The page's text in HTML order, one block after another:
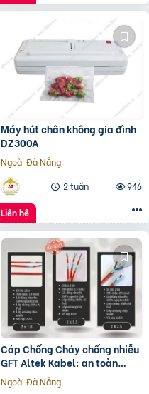
Máy hút chân không gia đình
DZ300A
Ngoài Đà Nẵng
2 tuần
946
Liên hệ
Cáp Chống Cháy chống nhiễu
GFT Altek Kabel: an toàn
trong nhiệt độ cao
Ngoài Đà Nẵng